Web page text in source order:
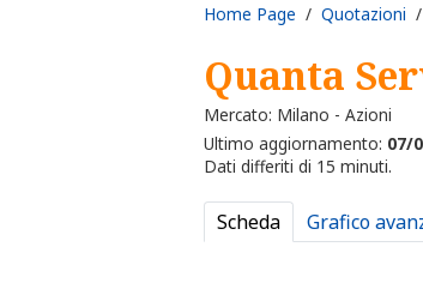
Home Page / Quotazioni /
Quanta
Mercato: Milano - Azioni
Ultimo aggiornamento: 07/
Dati differiti di 15 minuti.
Scheda Grafico